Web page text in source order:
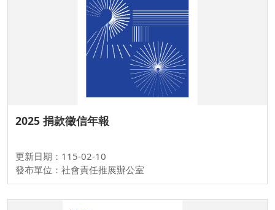
2025 捐款徵信年報
更新日期：115-02-10
發布單位：社會責任推展辦公室